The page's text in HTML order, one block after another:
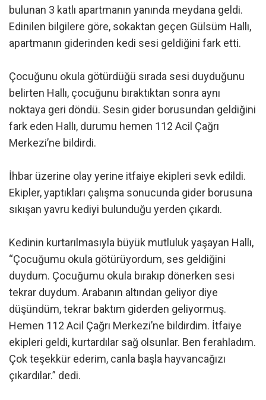
bulunan 3 katlı apartmanın yanında meydana geldi.
Edinilen bilgilere göre, sokaktan geçen Gülsüm Hallı,
apartmanın giderinden kedi sesi geldiğini fark etti.
Çocuğunu okula götürdüğü sırada sesi duyduğunu
belirten Hallı, çocuğunu bıraktıktan sonra aynı
noktaya geri döndü. Sesin gider borusundan geldiğini
fark eden Hallı, durumu hemen 112 Acil Çağrı
Merkezi’ne bildirdi.
İhbar üzerine olay yerine itfaiye ekipleri sevk edildi.
Ekipler, yaptıkları çalışma sonucunda gider borusuna
sıkışan yavru kediyi bulunduğu yerden çıkardı.
Kedinin kurtarılmasıyla büyük mutluluk yaşayan Hallı,
“Çocuğumu okula götürüyordum, ses geldiğini
duydum. Çocuğumu okula bırakıp dönerken sesi
tekrar duydum. Arabanın altından geliyor diye
düşündüm, tekrar baktım giderden geliyormuş.
Hemen 112 Acil Çağrı Merkezi’ne bildirdim. İtfaiye
ekipleri geldi, kurtardılar sağ olsunlar. Ben ferahladım.
Çok teşekkür ederim, canla başla hayvancağızı
çıkardılar.” dedi.